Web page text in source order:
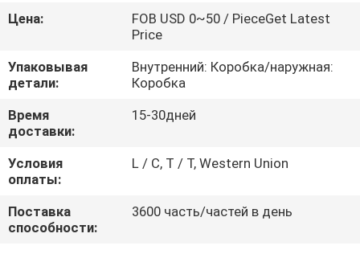
СПРОСИТЕ
ЦИТАТУ
КАРТА
Цена:
FOB USD 0~50 / PieceGet Latest
Price
Упаковывая
детали:
Внутренний: Коробка/наружная:
Коробка
Время
доставки:
15-30дней
Условия
оплаты:
L / C, T / T, Western Union
Поставка
способности:
3600 часть/частей в день